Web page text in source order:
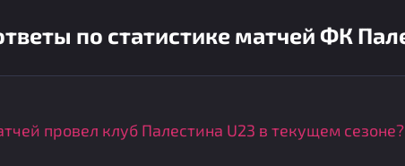
по статистике матчей ФК
провел клуб Палестина U23 в текущем сезоне?